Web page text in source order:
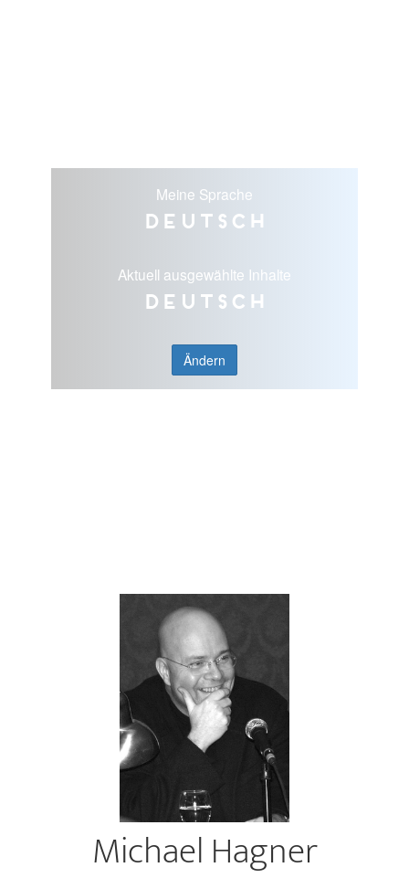
Meine Sprache
Deutsch
Aktuell ausgewählte Inhalte
Deutsch
Ändern
Michael Hagner